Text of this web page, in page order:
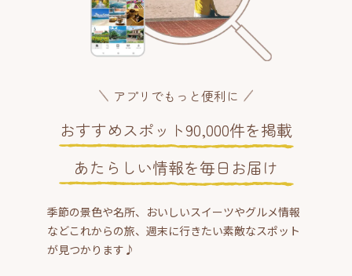
アプリでもっと便利に
おすすめスポット90,000件を掲載
あたらしい情報を毎日お届け
季節の景色や名所、おいしいスイーツやグルメ情報
などこれからの旅、週末に行きたい素敵なスポット
が見つかります♪